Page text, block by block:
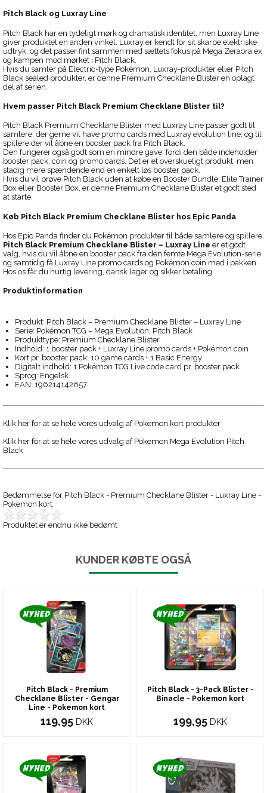
Pitch Black og Luxray Line
Pitch Black har en tydeligt mørk og dramatisk identitet, men Luxray Line
giver produktet en anden vinkel. Luxray er kendt for sit skarpe elektriske
udtryk, og det passer fint sammen med sættets fokus på Mega Zeraora ex
og kampen mod mørket i Pitch Black.
Hvis du samler på Electric-type Pokémon, Luxray-produkter eller Pitch
Black sealed produkter, er denne Premium Checklane Blister en oplagt
del af serien.
Hvem passer Pitch Black Premium Checklane Blister til?
Pitch Black Premium Checklane Blister med Luxray Line passer godt til
samlere, der gerne vil have promo cards med Luxray evolution line, og til
spillere der vil åbne en booster pack fra Pitch Black.
Den fungerer også godt som en mindre gave, fordi den både indeholder
booster pack, coin og promo cards. Det er et overskueligt produkt, men
stadig mere spændende end en enkelt løs booster pack.
Hvis du vil prøve Pitch Black uden at købe en Booster Bundle, Elite Trainer
Box eller Booster Box, er denne Premium Checklane Blister et godt sted
at starte.
Køb Pitch Black Premium Checklane Blister hos Epic Panda
Hos Epic Panda finder du Pokémon produkter til både samlere og spillere.
Pitch Black Premium Checklane Blister – Luxray Line er et godt
valg, hvis du vil åbne en booster pack fra den femte Mega Evolution-serie
og samtidig få Luxray Line promo cards og Pokémon coin med i pakken.
Hos os får du hurtig levering, dansk lager og sikker betaling.
Produktinformation
Produkt: Pitch Black – Premium Checklane Blister – Luxray Line
Serie: Pokémon TCG – Mega Evolution: Pitch Black
Produkttype: Premium Checklane Blister
Indhold: 1 booster pack + Luxray Line promo cards + Pokémon coin
Kort pr. booster pack: 10 game cards + 1 Basic Energy
Digitalt indhold: 1 Pokémon TCG Live code card pr. booster pack
Sprog: Engelsk
EAN: 196214142657
Klik her for at se hele vores udvalg af Pokemon kort produkter
Klik her for at se hele vores udvalg af Pokemon Mega Evolution Pitch
Black
Bedømmelse for Pitch Black - Premium Checklane Blister - Luxray Line -
Pokemon kort
Produktet er endnu ikke bedømt
KUNDER KØBTE OGSÅ
Pitch Black - Premium
Checklane Blister - Gengar
Line - Pokemon kort
119,95 DKK
Pitch Black - 3-Pack Blister -
Binacle - Pokemon kort
199,95 DKK